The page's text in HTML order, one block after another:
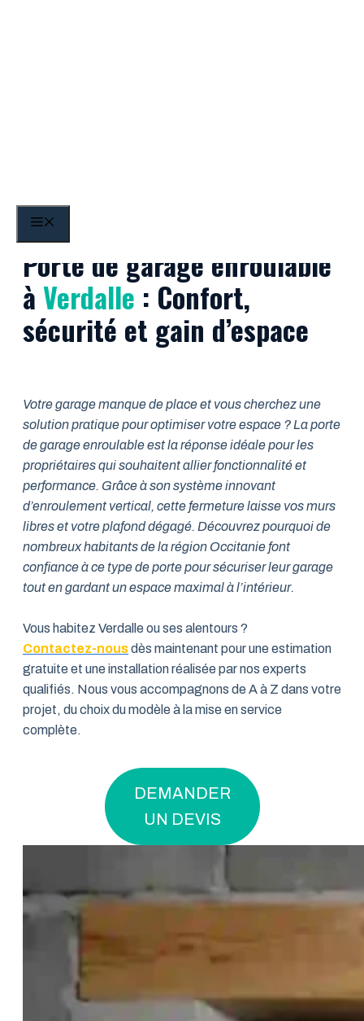
Porte de garage enroulable
àVerdalle: Confort,
sécurité et gain d’espace
Votre garage manque de place et vous cherchez une
solution pratique pour optimiser votre espace ? La porte
de garage enroulable est la réponse idéale pour les
propriétaires qui souhaitent allier fonctionnalité et
performance. Grâce à son système innovant
d’enroulement vertical, cette fermeture laisse vos murs
libres et votre plafond dégagé. Découvrez pourquoi de
nombreux habitants de la région Occitanie font
confiance à ce type de porte pour sécuriser leur garage
tout en gardant un espace maximal à l’intérieur.
Vous habitez Verdalle ou ses alentours ?
Contactez-nousdès maintenant pour une estimation
gratuite et une installation réalisée par nos experts
qualifiés. Nous vous accompagnons de A à Z dans votre
projet, du choix du modèle à la mise en service
complète.
DEMANDER
UN DEVIS